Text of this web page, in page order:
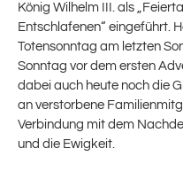
König Wilhelm III. als
Entschlafenen“ eingeführt.
Totensonntag am letzten
Sonntag vor dem ersten
dabei auch heute noch die
an verstorbene
Verbindung mit dem
und die Ewigkeit.